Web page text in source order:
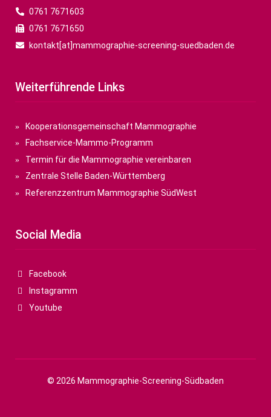
0761 7671603
0761 7671650
kontakt[at]mammographie-screening-suedbaden.de
Weiterführende Links
Kooperationsgemeinschaft Mammographie
Fachservice-Mammo-Programm
Termin für die Mammographie vereinbaren
Zentrale Stelle Baden-Württemberg
Referenzzentrum Mammographie SüdWest
Social Media
Facebook
Instagramm
Youtube
© 2026 Mammographie-Screening-Südbaden